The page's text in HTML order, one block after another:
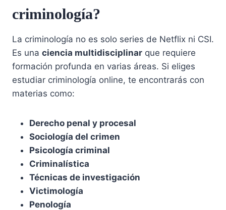
criminología?
La criminología no es solo series de Netflix ni CSI.
Es una ciencia multidisciplinar que requiere
formación profunda en varias áreas. Si eliges
estudiar criminología online, te encontrarás con
materias como:
Derecho penal y procesal
Sociología del crimen
Psicología criminal
Criminalística
Técnicas de investigación
Victimología
Penología